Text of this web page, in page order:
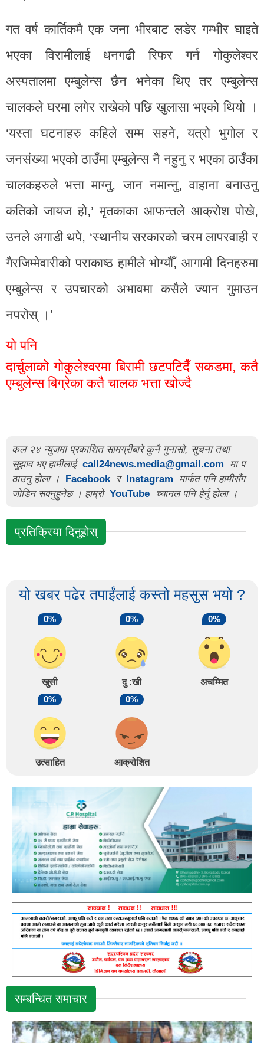
गत वर्ष कार्तिकमै एक जना भीरबाट लडेर गम्भीर घाइते
भएका विरामीलाई धनगढी रिफर गर्न गोकुलेश्वर
अस्पतालमा एम्बुलेन्स छैन भनेका थिए तर एम्बुलेन्स
चालकले घरमा लगेर राखेको पछि खुलासा भएको थियो ।
‘यस्ता घटनाहरु कहिले सम्म सहने, यत्रो भुगोल र
जनसंख्या भएको ठाउँमा एम्बुलेन्स नै नहुनु र भएका ठाउँका
चालकहरुले भत्ता माग्नु, जान नमान्नु, वाहाना बनाउनु
कतिको जायज हो,’ मृतकाका आफन्तले आक्रोश पोखे,
उनले अगाडी थपे, ‘स्थानीय सरकारको चरम लापरवाही र
गैरजिम्मेवारीको पराकाष्ठ हामीले भोग्यौँ, आगामी दिनहरुमा
एम्बुलेन्स र उपचारको अभावमा कसैले ज्यान गुमाउन
नपरोस् ।’
यो पनि
दार्चुलाको गोकुलेश्वरमा बिरामी छटपटिदैँ सकडमा, कतै
एम्बुलेन्स बिग्रेका कतै चालक भत्ता खोज्दै
कल २४ न्युजमा प्रकाशित सामग्रीबारे कुनै गुनासो, सुचना तथा
सुझाव भए हामीलाई call24news.media@gmail.com
मा प
ठाउनु होला ।
Facebook र Instagram
मार्फत पनि हामीसँग
जोडिन सक्नुहुनेछ । हाम्रो YouTube च्यानल पनि हेर्नु होला ।
प्रतिक्रिया दिनुहोस्
यो खबर पढेर तपाईंलाई कस्तो महसुस भयो ?
0%
खुसी
0%
दु :खी
0%
अचम्मित
0%
उत्साहित
0%
आक्रोशित
सम्बन्धित समाचार